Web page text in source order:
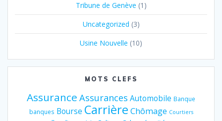
Tribune de Genève (1)
Uncategorized (3)
Usine Nouvelle (10)
MOTS CLEFS
Assurance Assurances Automobile Banque
banques Bourse Carrière Chômage Courtiers